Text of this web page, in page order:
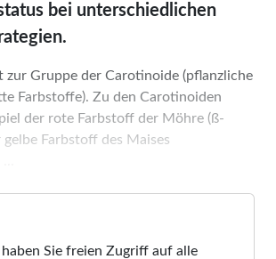
bei unterschiedlichen
zur Gruppe der Carotinoide (pflanzliche
Farbstoffe). Zu den Carotinoiden
der rote Farbstoff der Möhre (ß-
Farbstoff des Maises
Sie freien Zugriff auf alle